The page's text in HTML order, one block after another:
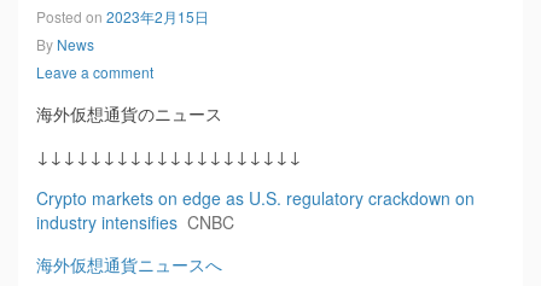
Posted on 2023年2月15日
By News
Leave a comment
海外仮想通貨のニュース
↓↓↓↓↓↓↓↓↓↓↓↓↓↓↓↓↓↓↓↓
Crypto markets on edge as U.S. regulatory crackdown on
industry intensifies CNBC
海外仮想通貨ニュースへ